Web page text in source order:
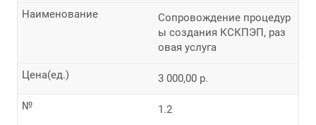
Сопровождение процедур
ы создания КСКПЭП, раз
овая услуга
Наименование
3 000,00 р.
Цена(ед.)
1.2
№